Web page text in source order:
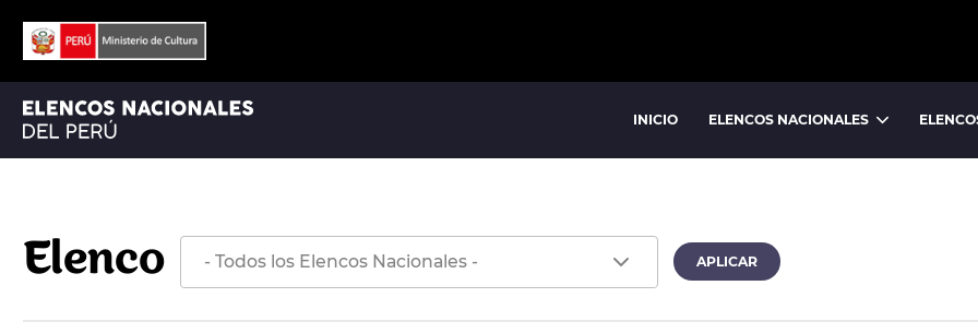
INICIO ELENCOS NACIONALES
Elenco